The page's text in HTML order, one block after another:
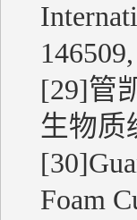
[29]管
生物质
Foam